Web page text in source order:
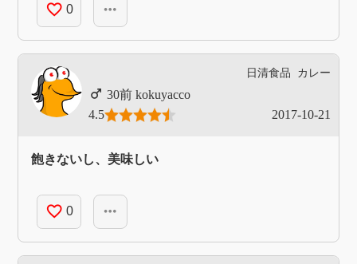
favorite_border 0 more_horiz
日清食品 カレー
kokuyacco
4.5
2017-10-21
飽きないし、美味しい
favorite_border 0 more_horiz